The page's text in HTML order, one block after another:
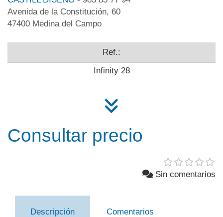
Avenida de la Constitución, 60
47400 Medina del Campo
Ref.:
Infinity 28
Consultar precio
Sin comentarios
Descripción Comentarios